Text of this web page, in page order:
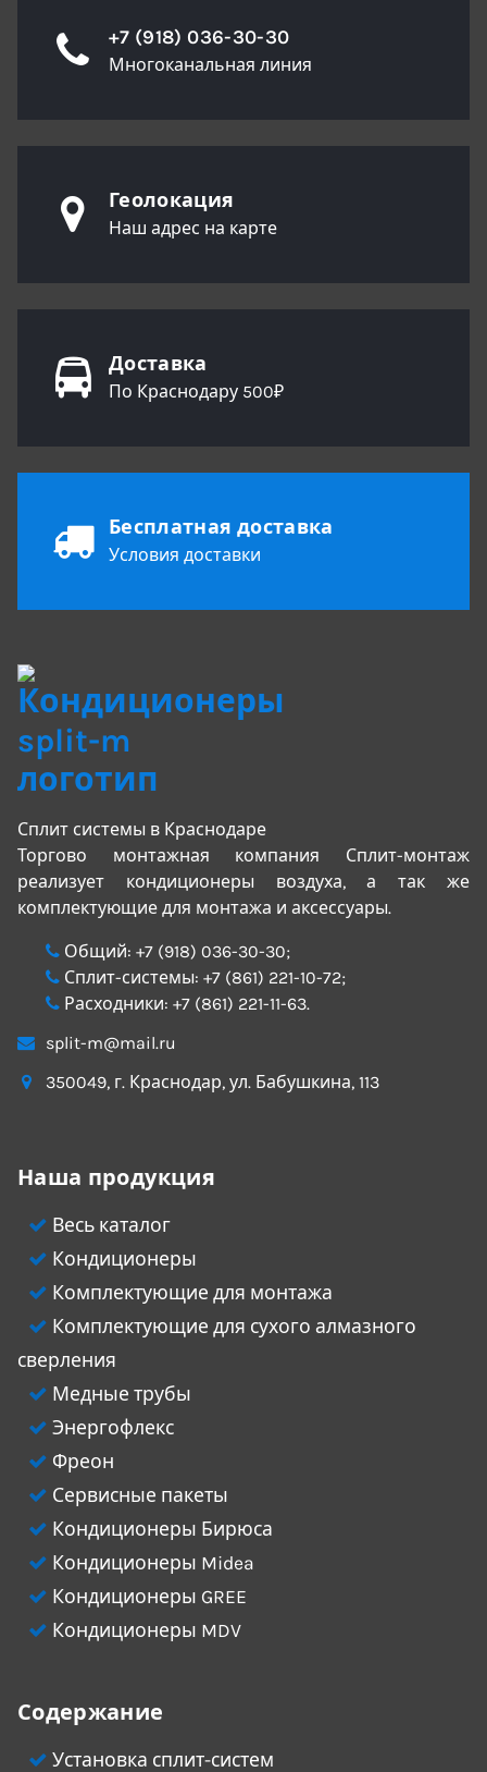
+7 (918) 036-30-30
Многоканальная линия
Геолокация
Наш адрес на карте
Доставка
По Краснодару 500₽
Бесплатная доставка
Условия доставки
Сплит системы в Краснодаре
Торгово монтажная компания Сплит-монтаж
реализует кондиционеры воздуха, а так же
комплектующие для монтажа и аксессуары.
Общий: +7 (918) 036-30-30;
Сплит-системы: +7 (861) 221-10-72;
Расходники: +7 (861) 221-11-63.
split-m@mail.ru
350049, г. Краснодар, ул. Бабушкина, 113
Наша продукция
Весь каталог
Кондиционеры
Комплектующие для монтажа
Комплектующие для сухого алмазного
сверления
Медные трубы
Энергофлекс
Фреон
Сервисные пакеты
Кондиционеры Бирюса
Кондиционеры Midea
Кондиционеры GREE
Кондиционеры MDV
Содержание
Установка сплит-систем